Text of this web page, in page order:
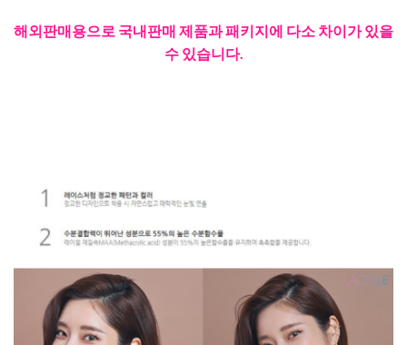
해외판매용으로 국내판매 제품과 패키지에 다소 차이가 있을
수 있습니다.